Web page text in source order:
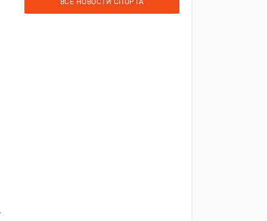
ВСЕ НОВОСТИ СПОРТА